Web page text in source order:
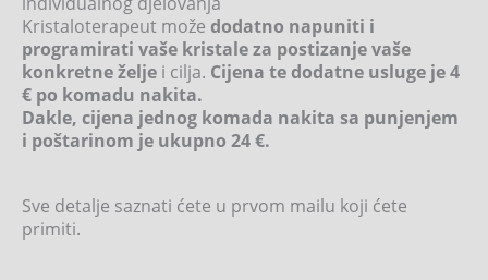
Kristaloterapeut može dodatno napuniti i
programirati vaše kristale za postizanje vaše
konkretne želje i cilja. Cijena te dodatne usluge je 4
€ po komadu nakita.
Dakle, cijena jednog komada nakita sa punjenjem
i poštarinom je ukupno 24 €.
Sve detalje saznati ćete u prvom mailu koji ćete
primiti.